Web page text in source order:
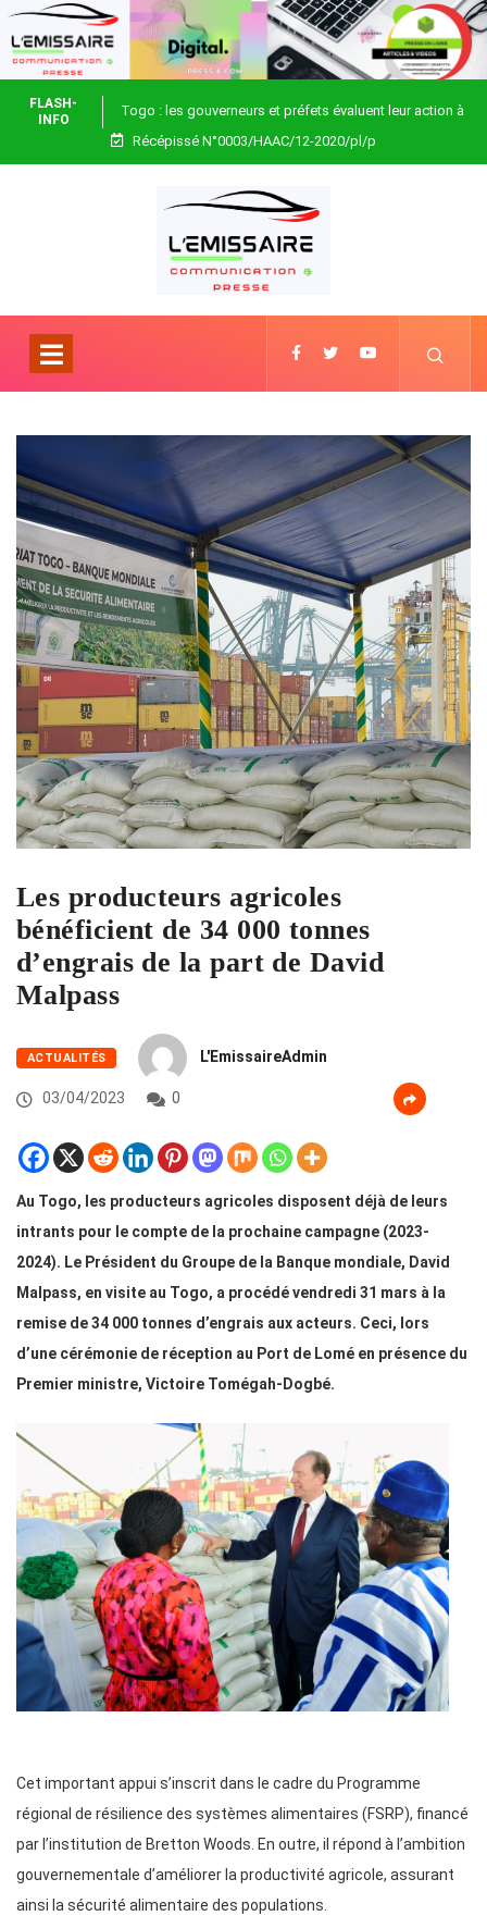
FLASH-
INFO
Togo : les gouverneurs et préfets évaluent leur action à
Blitta
Récépissé N°0003/HAAC/12-2020/pl/p
Les producteurs agricoles
bénéficient de 34 000 tonnes
d’engrais de la part de David
Malpass
ACTUALITÉS L'EmissaireAdmin
03/04/2023 0
Au Togo, les producteurs agricoles disposent déjà de leurs
intrants pour le compte de la prochaine campagne (2023-
2024). Le Président du Groupe de la Banque mondiale, David
Malpass, en visite au Togo, a procédé vendredi 31 mars à la
remise de 34 000 tonnes d’engrais aux acteurs. Ceci, lors
d’une cérémonie de réception au Port de Lomé en présence du
Premier ministre, Victoire Tomégah-Dogbé.
Cet important appui s’inscrit dans le cadre du Programme
régional de résilience des systèmes alimentaires (FSRP), financé
par l’institution de Bretton Woods. En outre, il répond à l’ambition
gouvernementale d’améliorer la productivité agricole, assurant
ainsi la sécurité alimentaire des populations.